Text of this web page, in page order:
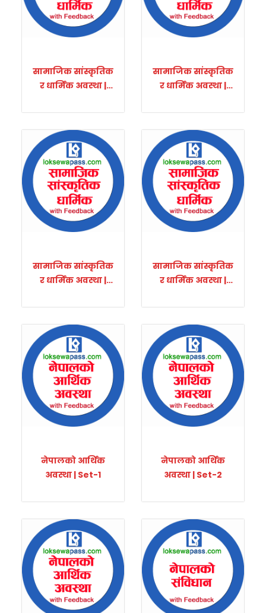
सामाजिक सांस्कृतिक
र धार्मिक अवस्था |
सामाजिक सांस्कृतिक
र धार्मिक अवस्था |
सामाजिक सांस्कृतिक
र धार्मिक अवस्था |
सामाजिक सांस्कृतिक
र धार्मिक अवस्था |
नेपालको आर्थिक
अवस्था | Set-1
नेपालको आर्थिक
अवस्था | Set-2